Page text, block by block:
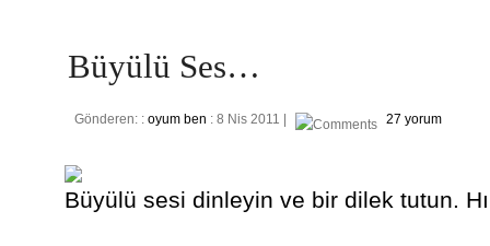
Büyülü Ses…
Gönderen: : oyum ben : 8 Nis 2011 | 27 yorum
Büyülü sesi dinleyin ve bir dilek tutun.